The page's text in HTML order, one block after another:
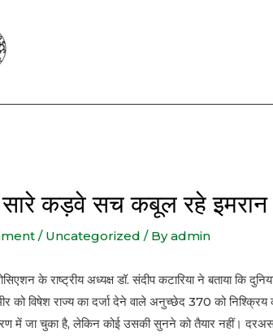
सारे कड़वे सच कबूल रहे इमरान
/ Uncategorized / Byadmin
के राष्ट्रीय अध्यक्ष डॉ. संदीप कटारिया ने बताया कि
को विषेश राज्य का दर्जा देने वाले अनुच्छेद 370 को
में जा चुका है, लेकिन कोई उसकी सुनने को तैयार नहीं।